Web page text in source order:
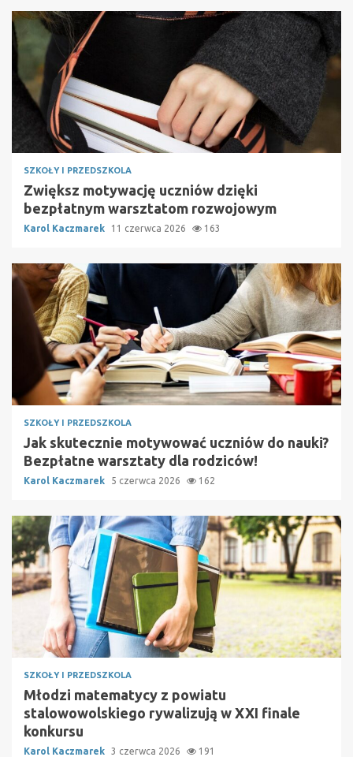
SZKOŁY I PRZEDSZKOLA
Zwiększ motywację uczniów dzięki
bezpłatnym warsztatom rozwojowym
Karol Kaczmarek 11 czerwca 2026 163
SZKOŁY I PRZEDSZKOLA
Jak skutecznie motywować uczniów do nauki?
Bezpłatne warsztaty dla rodziców!
Karol Kaczmarek 5 czerwca 2026 162
SZKOŁY I PRZEDSZKOLA
Młodzi matematycy z powiatu
stalowowolskiego rywalizują w XXI finale
konkursu
Karol Kaczmarek 3 czerwca 2026 191